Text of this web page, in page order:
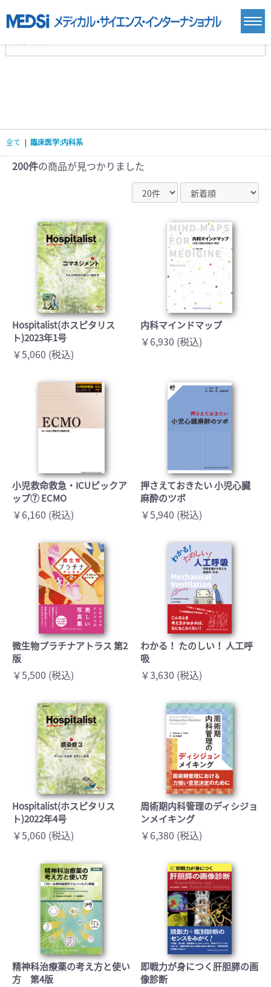
臨床医学:一般(359)
基礎医学(93)
看護学(21)
医療技術(16)
栄養学(0)
薬学(7)
医学一般(91) マルチメディア(0)
全て | 臨床医学:内科系
200件の商品が見つかりました
Hospitalist(ホスピタリス
ト)2023年1号
￥5,060 (税込)
内科マインドマップ
￥6,930 (税込)
小児救命救急・ICUピックア
ップ⑦ ECMO
￥6,160 (税込)
押さえておきたい 小児心臓
麻酔のツボ
￥5,940 (税込)
微生物プラチナアトラス 第2
版
￥5,500 (税込)
わかる！ たのしい！ 人工呼
吸
￥3,630 (税込)
Hospitalist(ホスピタリス
ト)2022年4号
￥5,060 (税込)
周術期内科管理のディシジョ
ンメイキング
￥6,380 (税込)
精神科治療薬の考え方と使い
方 第4版
即戦力が身につく肝胆膵の画
像診断